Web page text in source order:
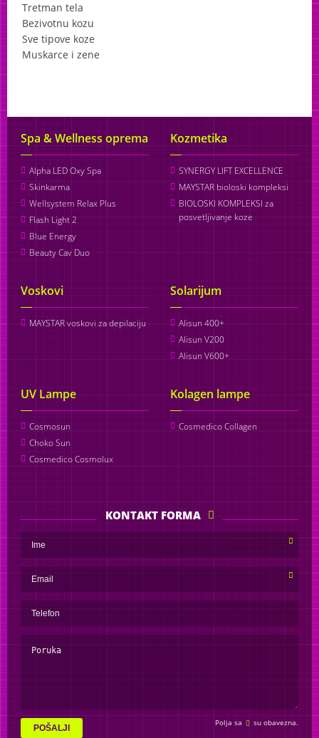
Tretman tela
Bezivotnu kozu
Sve tipove koze
Muskarce i zene
Spa & Wellness oprema
Alpha LED Oxy Spa
Skinkarma
Wellsystem Relax Plus
Flash Light 2
Blue Energy
Beauty Cav Duo
Kozmetika
SYNERGY LIFT EXCELLENCE
MAYSTAR bioloski kompleksi
BIOLOSKI KOMPLEKSI za
posvetljivanje koze
Voskovi
MAYSTAR voskovi za depilaciju
Solarijum
Alisun 400+
Alisun V200
Alisun V600+
UV Lampe
Cosmosun
Choko Sun
Cosmedico Cosmolux
Kolagen lampe
Cosmedico Collagen
KONTAKT FORMA
Polja sa su obavezna.
POŠALJI